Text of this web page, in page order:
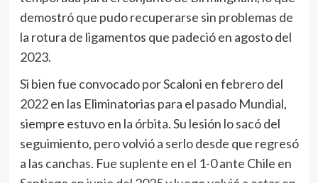
2022 en las Eliminatorias para el pasado Mundial,
siempre estuvo en la órbita. Su lesión lo sacó del
seguimiento, pero volvió a serlo desde que regresó
Santiago en junio del 2025 y luego volvió a estar en
la citación para el amistoso ante Angelo de
noviembre en los que jugó 20 minutos. Pero más
allá de su enorme presente,Buendía sufrió su
ausencia de la lista final para la Copa del Mundo